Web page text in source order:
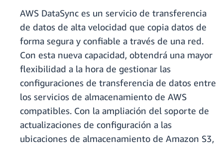
AWS DataSync es un servicio de transferencia
de datos de alta velocidad que copia datos de
forma segura y confiable a través de una red.
Con esta nueva capacidad, obtendrá una mayor
flexibilidad a la hora de gestionar las
configuraciones de transferencia de datos entre
los servicios de almacenamiento de AWS
compatibles. Con la ampliación del soporte de
actualizaciones de configuración a las
ubicaciones de almacenamiento de Amazon S3,